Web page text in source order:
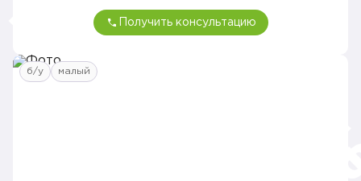
Получить консультацию
б/у малый